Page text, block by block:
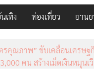
เทิง ท่องเที่ยว ยาน
าทั่วไทยพร้อมโอกาสสร้างร